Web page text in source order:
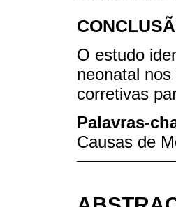
O estudo
neonatal
corretivas
Palavras-
Causas de